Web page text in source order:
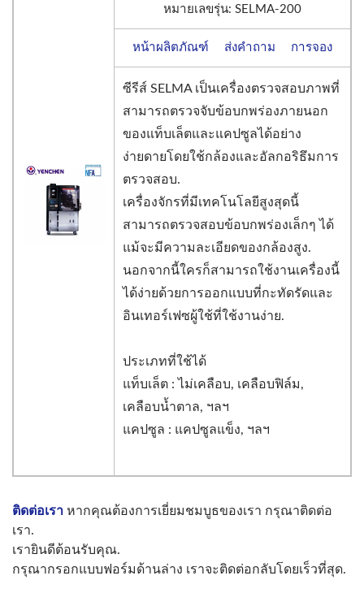
หมายเลขรุ่น: SELMA-200
หน้าผลิตภัณฑ์ ส่งคำถาม การจอง
ซีรีส์ SELMA เป็นเครื่องตรวจสอบภาพที่
สามารถตรวจจับข้อบกพร่องภายนอก
ของแท็บเล็ตและแคปซูลได้อย่าง
ง่ายดายโดยใช้กล้องและอัลกอริธึมการ
ตรวจสอบ.
เครื่องจักรที่มีเทคโนโลยีสูงสุดนี้
สามารถตรวจสอบข้อบกพร่องเล็กๆ ได้
แม้จะมีความละเอียดของกล้องสูง.
นอกจากนี้ใครก็สามารถใช้งานเครื่องนี้
ได้ง่ายด้วยการออกแบบที่กะทัดรัดและ
อินเทอร์เฟซผู้ใช้ที่ใช้งานง่าย.
ประเภทที่ใช้ได้
แท็บเล็ต : ไม่เคลือบ, เคลือบฟิล์ม,
เคลือบน้ำตาล, ฯลฯ
แคปซูล : แคปซูลแข็ง, ฯลฯ
ติดต่อเรา หากคุณต้องการเยี่ยมชมบูธของเรา กรุณาติดต่อ
เรา.
เรายินดีต้อนรับคุณ.
กรุณากรอกแบบฟอร์มด้านล่าง เราจะติดต่อกลับโดยเร็วที่สุด.